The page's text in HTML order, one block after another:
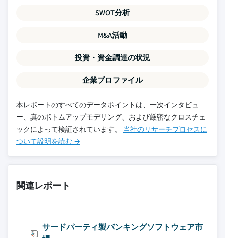
SWOT分析
M&A活動
投資・資金調達の状況
企業プロファイル
本レポートのすべてのデータポイントは、一次インタビュ
ー、真のボトムアップモデリング、および厳密なクロスチェ
ックによって検証されています。 当社のリサーチプロセスに
ついて設明を読む →
関連レポート
サードパーティ製バンキングソフトウェア市